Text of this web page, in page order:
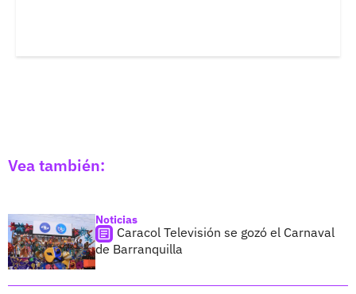
Vea también:
Noticias
Caracol Televisión se gozó el Carnaval
de Barranquilla